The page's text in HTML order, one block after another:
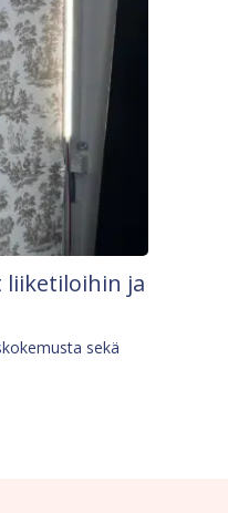
liiketiloihin ja
sekä